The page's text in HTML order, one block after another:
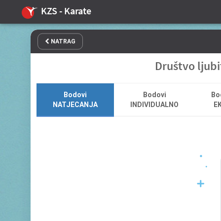
KZS - Karate
NATRAG
Društvo
Bodovi
NATJECANJA
Bodovi
INDIVIDUALNO